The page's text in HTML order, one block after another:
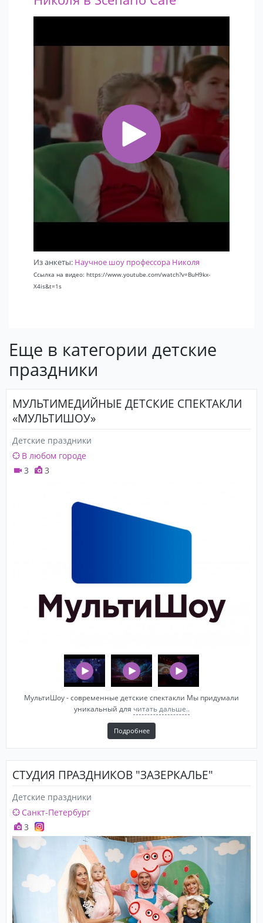
Из анкеты: Научное шоу профессора Николя
Ссылка на видео: https://www.youtube.com/watch?v=BuH9kx-
X4is&t=1s
Еще в категории детские
праздники
МУЛЬТИМЕДИЙНЫЕ ДЕТСКИЕ СПЕКТАКЛИ
«МУЛЬТИШОУ»
Детские праздники
В любом городе
3
3
МультиШоу - современные детские спектакли Мы придумали
уникальный для читать дальше..
Подробнее
СТУДИЯ ПРАЗДНИКОВ "ЗАЗЕРКАЛЬЕ"
Детские праздники
Санкт-Петербург
3